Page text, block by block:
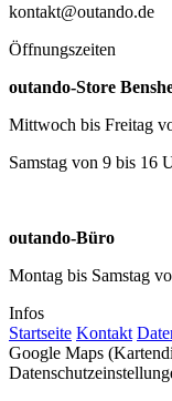
kontakt@outando.de
Öffnungszeiten
outando-Store
Mittwoch bis Freitag
Samstag von 9 bis 16
outando-Büro
Montag bis Samstag
Infos
Startseite Kontakt
Google Maps